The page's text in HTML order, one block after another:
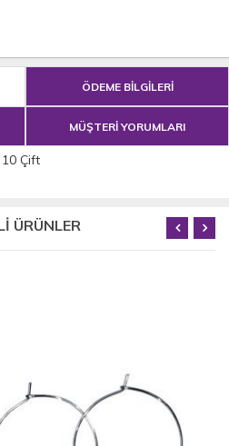
ÖDEME BİLGİLERİ
MÜŞTERİ YORUMLARI
Çift
ÜRÜNLER